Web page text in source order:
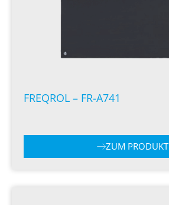
FREQROL – FR-A741
ZUM PRODUKT